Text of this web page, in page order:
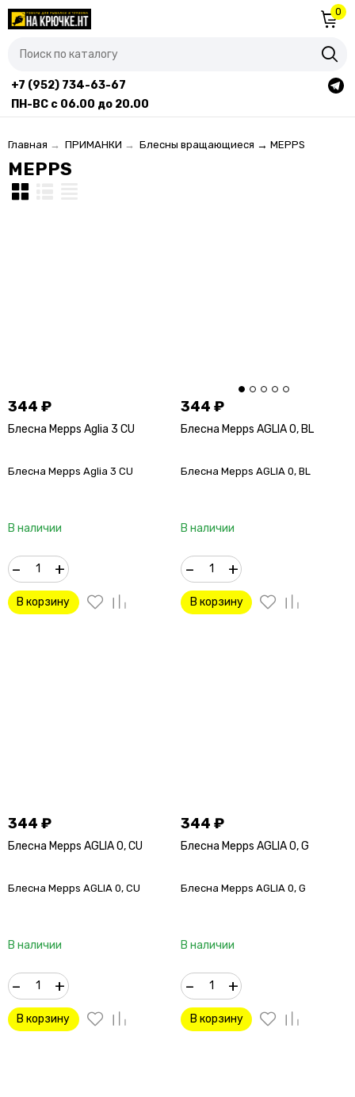
0
+7 (952) 734-63-67
ПН-ВС с 06.00 до 20.00
Главная → ПРИМАНКИ → Блесны вращающиеся → MEPPS
MEPPS
344 ₽
Блесна Mepps Aglia 3 CU
Блесна Mepps Aglia 3 CU
В наличии
– +
В корзину
344₽
Блесна Mepps AGLIA 0, BL
Блесна Mepps AGLIA 0, BL
В наличии
– +
В корзину
344 ₽
Блесна Mepps AGLIA 0, CU
Блесна Mepps AGLIA 0, CU
В наличии
– +
В корзину
344₽
Блесна Mepps AGLIA 0, G
Блесна Mepps AGLIA 0, G
В наличии
– +
В корзину